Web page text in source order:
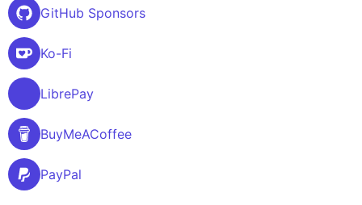
GitHub Sponsors
Ko-Fi
LibrePay
BuyMeACoffee
PayPal